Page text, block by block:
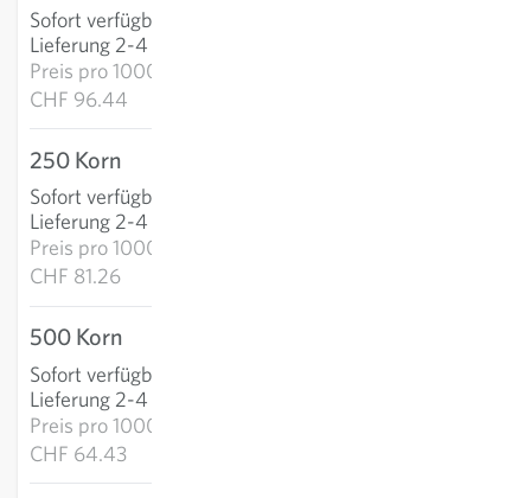
Sofort verfügbar
Lieferung 2-4 Tage
Preis pro1000k:
CHF 96.44
250 Korn
Sofort verfügbar
Lieferung 2-4 Tage
Preis pro1000k:
CHF 81.26
500 Korn
Sofort verfügbar
Lieferung 2-4 Tage
Preis pro1000k:
CHF 64.43